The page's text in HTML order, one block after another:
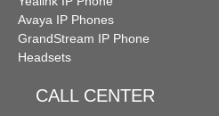
Avaya IP Phones
GrandStream IP Phone
Headsets
CALL CENTER